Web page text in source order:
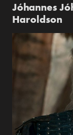
Jóhannes
Haroldson